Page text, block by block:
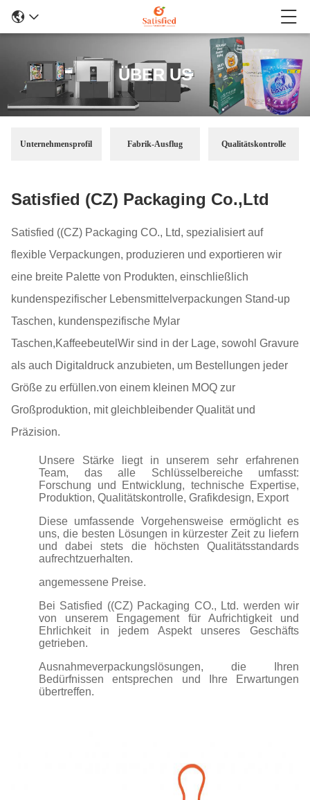
ÜBER US
Unternehmensprofil Fabrik-Ausflug Qualitätskontrolle
Satisfied (CZ) Packaging Co.,Ltd
Satisfied ((CZ) Packaging CO., Ltd, spezialisiert auf
flexible Verpackungen, produzieren und exportieren wir
eine breite Palette von Produkten, einschließlich
kundenspezifischer Lebensmittelverpackungen Stand-up
Taschen, kundenspezifische Mylar
Taschen,KaffeebeutelWir sind in der Lage, sowohl Gravure
als auch Digitaldruck anzubieten, um Bestellungen jeder
Größe zu erfüllen.von einem kleinen MOQ zur
Großproduktion, mit gleichbleibender Qualität und
Präzision.
Unsere Stärke liegt in unserem sehr erfahrenen
Team, das alle Schlüsselbereiche umfasst:
Forschung und Entwicklung, technische Expertise,
Produktion, Qualitätskontrolle, Grafikdesign, Export
Diese umfassende Vorgehensweise ermöglicht es
uns, die besten Lösungen in kürzester Zeit zu liefern
und dabei stets die höchsten Qualitätsstandards
aufrechtzuerhalten.
angemessene Preise.
Bei Satisfied ((CZ) Packaging CO., Ltd. werden wir
von unserem Engagement für Aufrichtigkeit und
Ehrlichkeit in jedem Aspekt unseres Geschäfts
getrieben.
Ausnahmeverpackungslösungen, die Ihren
Bedürfnissen entsprechen und Ihre Erwartungen
übertreffen.